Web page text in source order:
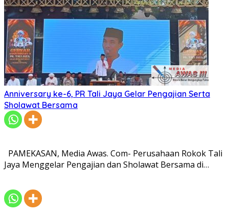
Anniversary ke-6, PR Tali Jaya Gelar Pengajian Serta
Sholawat Bersama
PAMEKASAN, Media Awas. Com- Perusahaan Rokok Tali
Jaya Menggelar Pengajian dan Sholawat Bersama di…